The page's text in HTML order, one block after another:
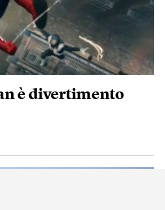
è divertimento